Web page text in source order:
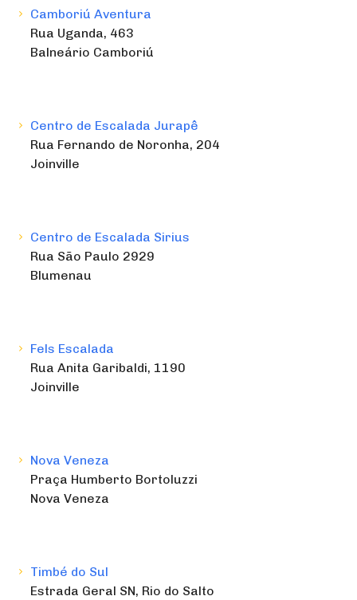
Camboriú Aventura
Rua Uganda, 463
Balneário Camboriú
Centro de Escalada Jurapê
Rua Fernando de Noronha, 204
Joinville
Centro de Escalada Sirius
Rua São Paulo 2929
Blumenau
Fels Escalada
Rua Anita Garibaldi, 1190
Joinville
Nova Veneza
Praça Humberto Bortoluzzi
Nova Veneza
Timbé do Sul
Estrada Geral SN, Rio do Salto